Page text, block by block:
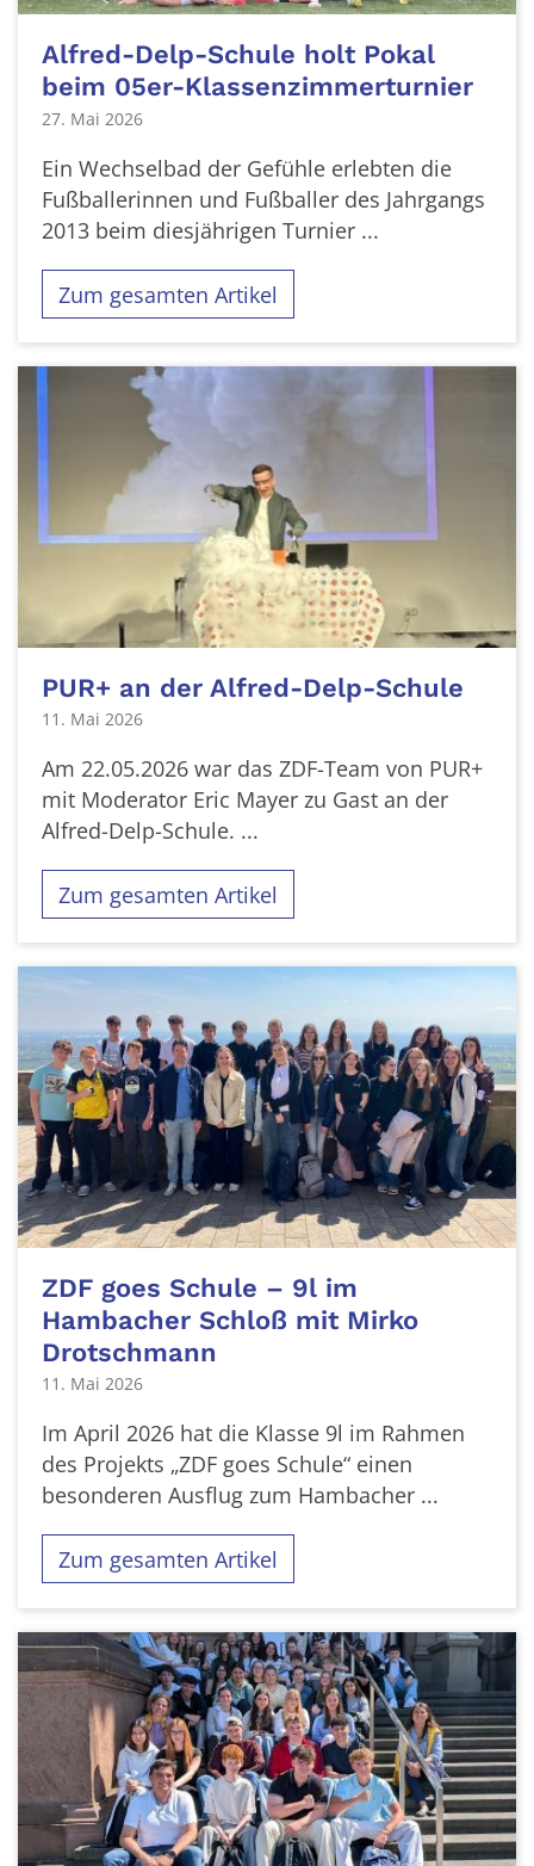
Alfred-Delp-Schule holt Pokal
beim 05er-Klassenzimmerturnier
27. Mai 2026
Ein Wechselbad der Gefühle erlebten die
Fußballerinnen und Fußballer des Jahrgangs
2013 beim diesjährigen Turnier ...
Zum gesamten Artikel
PUR+ an der Alfred-Delp-Schule
11. Mai 2026
Am 22.05.2026 war das ZDF-Team von PUR+
mit Moderator Eric Mayer zu Gast an der
Alfred-Delp-Schule. ...
Zum gesamten Artikel
ZDF goes Schule – 9l im
Hambacher Schloß mit Mirko
Drotschmann
11. Mai 2026
Im April 2026 hat die Klasse 9l im Rahmen
des Projekts „ZDF goes Schule“ einen
besonderen Ausflug zum Hambacher ...
Zum gesamten Artikel